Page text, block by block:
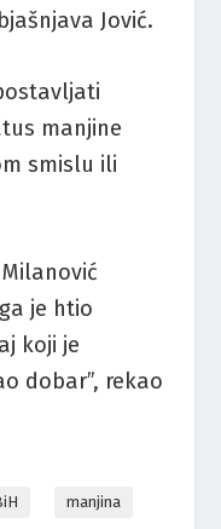
Jović.
manjine
smislu ili
je htio
koji je
dobar”, rekao
manjina